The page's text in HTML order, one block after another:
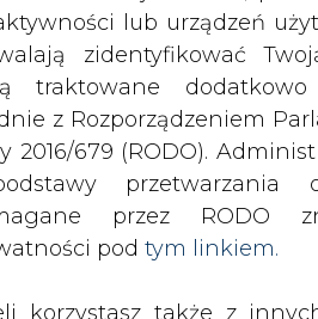
ZMIANY
zidentyfikować
traktowane
z Rozporządzeniem
2016/679 (RODO).
przetwarzania
przez RODO
podtym linkiem.
naszego
ustawy o racjonalnym